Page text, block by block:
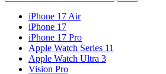
iPhone 17 Air
iPhone 17
iPhone 17 Pro
Apple Watch Series 11
Apple Watch Ultra 3
Vision Pro